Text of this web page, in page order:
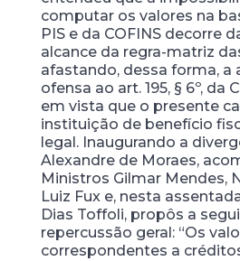
computar os valores na
PIS e da COFINS decorre
alcance da regra-matriz
afastando, dessa forma, a
ofensa ao art. 195, § 6º, da
em vista que o presente
instituição de benefício
legal. Inaugurando a
Alexandre de Moraes,
Ministros Gilmar Mendes,
Luiz Fux e, nesta
Dias Toffoli, propôs a
repercussão geral: “Os
correspondentes a